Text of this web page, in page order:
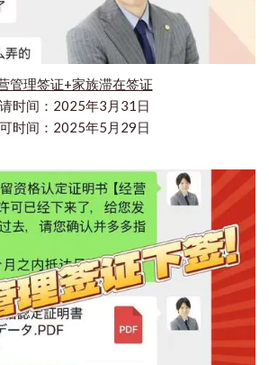
管理签证+家族滞在签证
时间：2025年3月31日
时间：2025年5月29日